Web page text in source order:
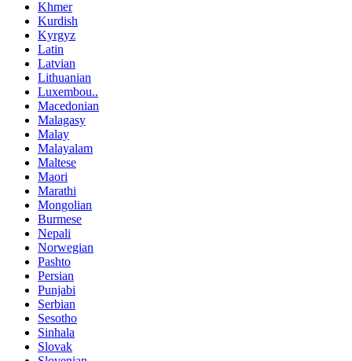
Khmer
Kurdish
Kyrgyz
Latin
Latvian
Lithuanian
Luxembou..
Macedonian
Malagasy
Malay
Malayalam
Maltese
Maori
Marathi
Mongolian
Burmese
Nepali
Norwegian
Pashto
Persian
Punjabi
Serbian
Sesotho
Sinhala
Slovak